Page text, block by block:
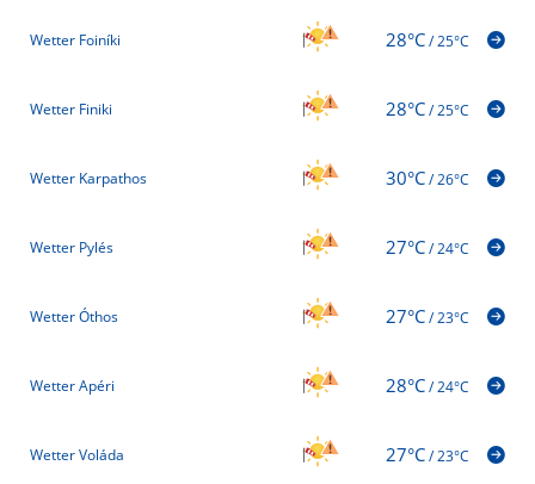
Wetter Foiníki 28°C/25°C
Wetter Finiki 28°C/25°C
Wetter Karpathos 30°C/26°C
Wetter Pylés 27°C/24°C
Wetter Óthos 27°C/23°C
Wetter Apéri 28°C/24°C
Wetter Voláda 27°C/23°C